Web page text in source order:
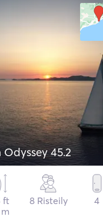
45.2
ft
8 Risteily 4